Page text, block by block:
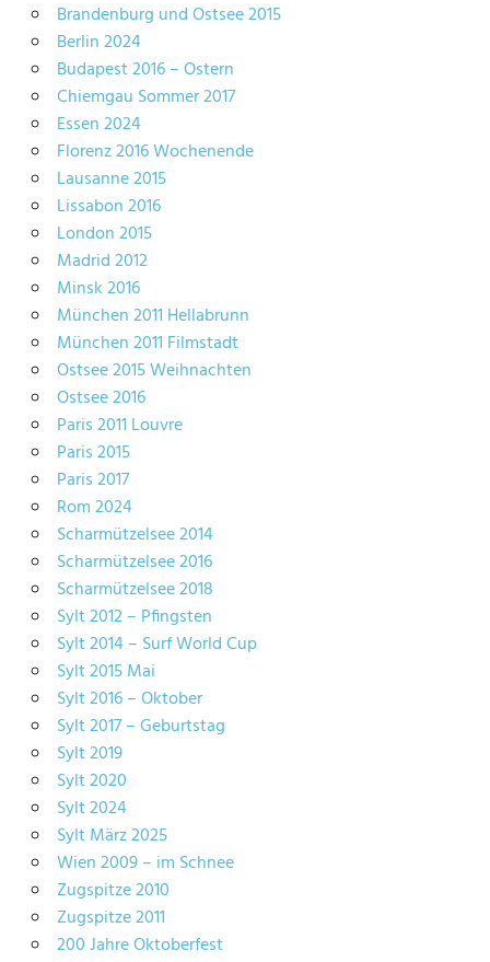
Brandenburg und Ostsee 2015
Berlin 2024
Budapest 2016 – Ostern
Chiemgau Sommer 2017
Essen 2024
Florenz 2016 Wochenende
Lausanne 2015
Lissabon 2016
London 2015
Madrid 2012
Minsk 2016
München 2011 Hellabrunn
München 2011 Filmstadt
Ostsee 2015 Weihnachten
Ostsee 2016
Paris 2011 Louvre
Paris 2015
Paris 2017
Rom 2024
Scharmützelsee 2014
Scharmützelsee 2016
Scharmützelsee 2018
Sylt 2012 – Pfingsten
Sylt 2014 – Surf World Cup
Sylt 2015 Mai
Sylt 2016 – Oktober
Sylt 2017 – Geburtstag
Sylt 2019
Sylt 2020
Sylt 2024
Sylt März 2025
Wien 2009 – im Schnee
Zugspitze 2010
Zugspitze 2011
200 Jahre Oktoberfest